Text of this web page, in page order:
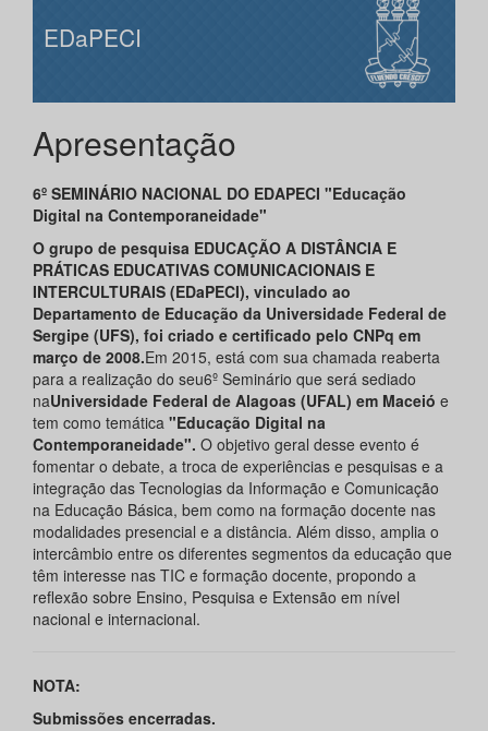
EDaPECI
Apresentação
6º SEMINÁRIO NACIONAL DO EDAPECI "Educação
Digital na Contemporaneidade"
O grupo de pesquisa EDUCAÇÃO A DISTÂNCIA E
PRÁTICAS EDUCATIVAS COMUNICACIONAIS E
INTERCULTURAIS (EDaPECI), vinculado ao
Departamento de Educação da Universidade Federal de
Sergipe (UFS), foi criado e certificado pelo CNPq em
março de 2008.Em 2015, está com sua chamada reaberta
para a realização do seu6º Seminário que será sediado
naUniversidade Federal de Alagoas (UFAL) em Maceió e
tem como temática "Educação Digital na
Contemporaneidade". O objetivo geral desse evento é
fomentar o debate, a troca de experiências e pesquisas e a
integração das Tecnologias da Informação e Comunicação
na Educação Básica, bem como na formação docente nas
modalidades presencial e a distância. Além disso, amplia o
intercâmbio entre os diferentes segmentos da educação que
têm interesse nas TIC e formação docente, propondo a
reflexão sobre Ensino, Pesquisa e Extensão em nível
nacional e internacional.
NOTA:
Submissões encerradas.